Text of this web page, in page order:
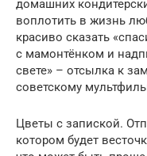
домашних
воплотить в жизнь
красиво сказать
с мамонтёнком и
свете» – отсылка к
советскому
Цветы с запиской.
котором будет